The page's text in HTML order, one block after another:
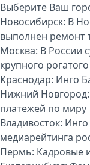
Выберите Ваш
Новосибирск: В
выполнен ремонт
Москва: В России
крупного
Краснодар: Инго
Нижний Новгород:
платежей по миру
Владивосток: Инго
медиарейтинга
Пермь: Кадровые